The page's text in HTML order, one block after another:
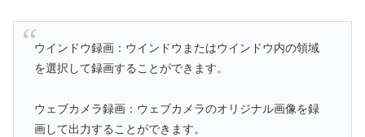
ウインドウ録画：ウインドウまたはウインドウ内の領域
を選択して録画することができます。
ウェブカメラ録画：ウェブカメラのオリジナル画像を録
画して出力することができます。